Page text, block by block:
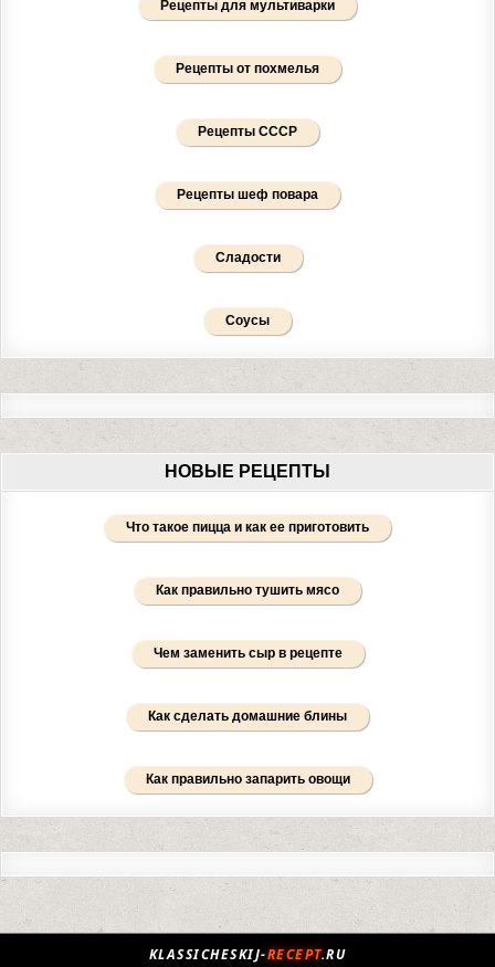
Рецепты для мультиварки
Рецепты от похмелья
Рецепты СССР
Рецепты шеф повара
Сладости
Соусы
НОВЫЕ РЕЦЕПТЫ
Что такое пицца и как ее приготовить
Как правильно тушить мясо
Чем заменить сыр в рецепте
Как сделать домашние блины
Как правильно запарить овощи
KLASSICHESKIJ-RECEPT.RU